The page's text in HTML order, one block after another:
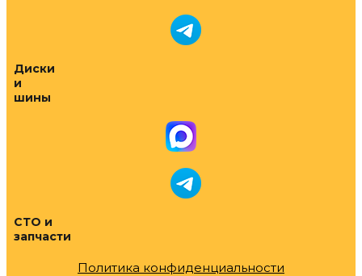
Диски
и
шины
СТО и
запчасти
Политика конфиденциальности